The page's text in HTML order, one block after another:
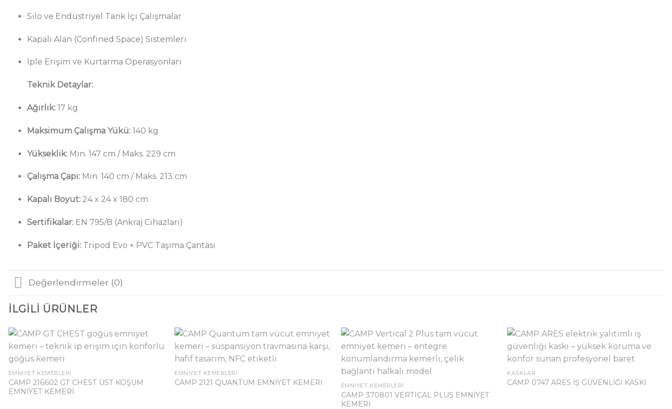
Silo ve Endüstriyel Tank İçi Çalışmalar
Kapalı Alan (Confined Space) Sistemleri
İple Erişim ve Kurtarma Operasyonları
Teknik Detaylar:
Ağırlık:17 kg
Maksimum Çalışma Yükü:140 kg
Yükseklik:Min. 147 cm / Maks. 229 cm
Çalışma Çapı:Min. 140 cm / Maks. 213 cm
Kapalı Boyut:24 x 24 x 180 cm
Sertifikalar:EN 795/B (Ankraj Cihazları)
Paket İçeriği:Tripod Evo + PVC Taşıma Çantası
Değerlendirmeler (0)
İLGILI ÜRÜNLER
EMNIYET KEMERLERI
CAMP 216602 GT CHEST ÜST KOŞUM
EMNİYET KEMERİ
EMNIYET KEMERLERI
CAMP 2121 QUANTUM EMNİYET KEMERİ EMNIYET KEMERLERI
CAMP 370801 VERTICAL PLUS EMNİYET
KEMERİ
KASKLAR
CAMP 0747 ARES İŞ GÜVENLİĞİ KASKI